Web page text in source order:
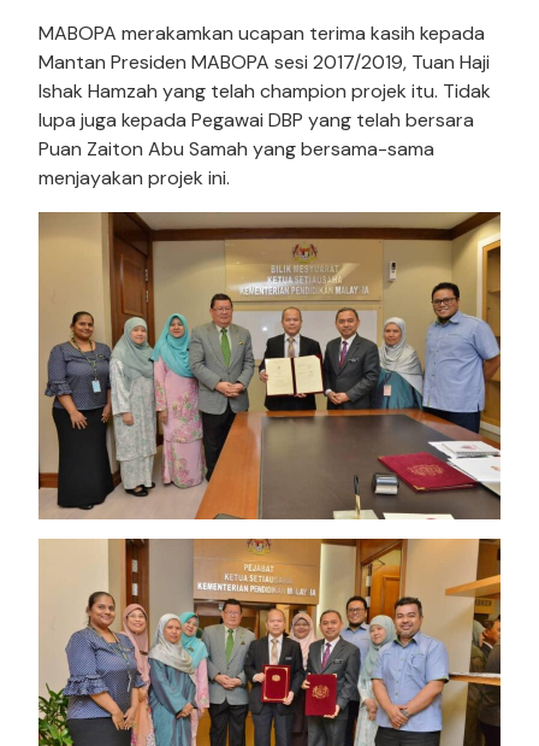
MABOPA merakamkan ucapan terima kasih kepada
Mantan Presiden MABOPA sesi 2017/2019, Tuan Haji
Ishak Hamzah yang telah champion projek itu. Tidak
lupa juga kepada Pegawai DBP yang telah bersara
Puan Zaiton Abu Samah yang bersama-sama
menjayakan projek ini.